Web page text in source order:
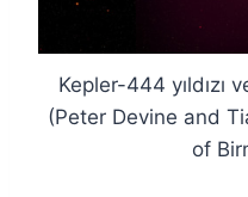
Kepler-444 yıldızı
(Peter Devine and
of